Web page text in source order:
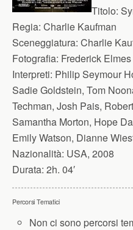
Titolo:
Regia: Charlie Kaufman
Sceneggiatura: Charlie
Fotografia: Frederick Elmes
Interpreti: Philip Seymour
Sadie Goldstein, Tom
Techman, Josh Pais,
Samantha Morton, Hope
Emily Watson, Dianne
Nazionalità: USA, 2008
Durata: 2h. 04′
Percorsi Tematici
Non ci sono percorsi